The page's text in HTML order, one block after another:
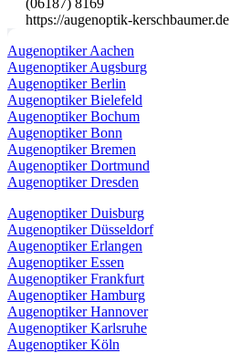
https://augenoptik-kerschbaumer.de
Augenoptiker Aachen
Augenoptiker Augsburg
Augenoptiker Berlin
Augenoptiker Bielefeld
Augenoptiker Bochum
Augenoptiker Bonn
Augenoptiker Bremen
Augenoptiker Dortmund
Augenoptiker Dresden
Augenoptiker Duisburg
Augenoptiker Düsseldorf
Augenoptiker Erlangen
Augenoptiker Essen
Augenoptiker Frankfurt
Augenoptiker Hamburg
Augenoptiker Hannover
Augenoptiker Karlsruhe
Augenoptiker Köln